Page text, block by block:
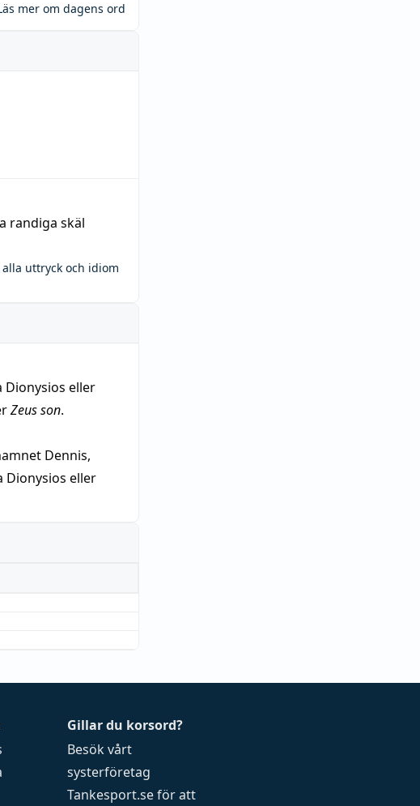
mer om dagens ord
randiga skäl
uttryck och idiom
Dionysios eller
Zeus son.
Dennis,
eller
Gillar du korsord?
Besök vårt
systerföretag
Tankesport.seför att